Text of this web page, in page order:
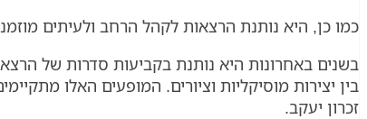
כמו כן, היא נותנת הרצאות לקהל הרחב ולעיתים
בשנים באחרונות היא נותנת בקביעות סדרות של
בין יצירות מוסיקליות וציורים. המופעים האלו
זכרון יעקב.